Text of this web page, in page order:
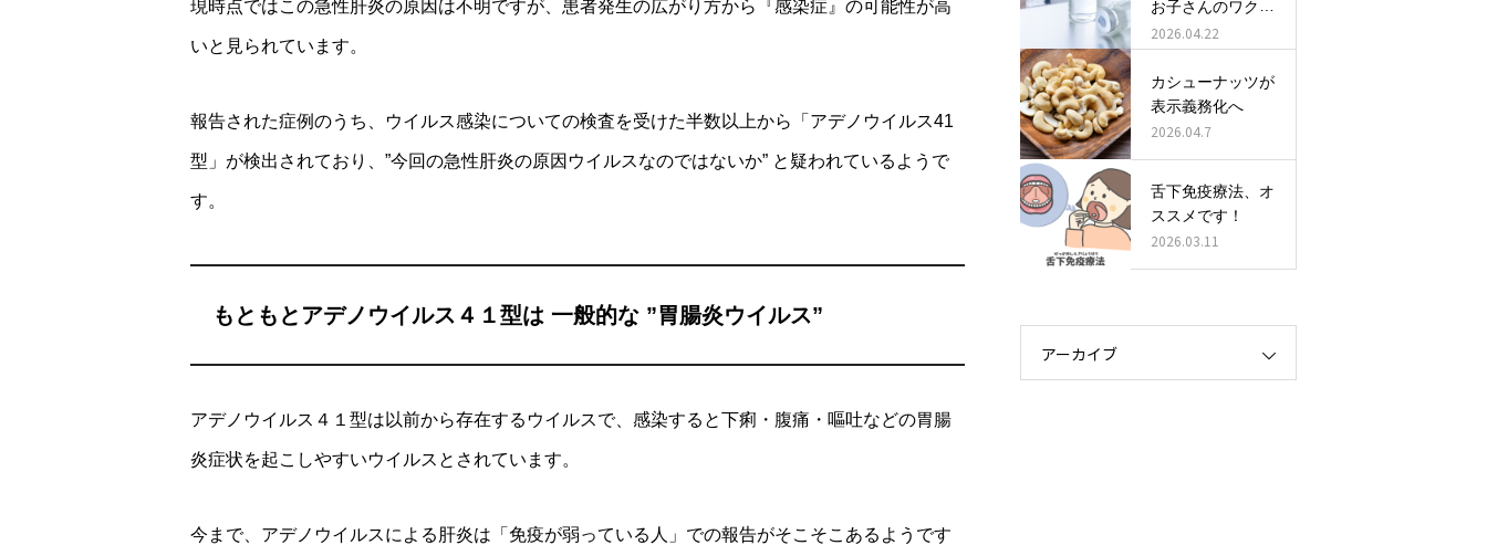
現時点ではこの急性肝炎の原因は不明ですが、患者発生の広がり方から『感染症』の可能性が高
いと見られています。
報告された症例のうち、ウイルス感染についての検査を受けた半数以上から「アデノウイルス41
型」が検出されており、”今回の急性肝炎の原因ウイルスなのではないか” と疑われているようで
す。
もともとアデノウイルス４１型は 一般的な ”胃腸炎ウイルス”
アデノウイルス４１型は以前から存在するウイルスで、感染すると下痢・腹痛・嘔吐などの胃腸
炎症状を起こしやすいウイルスとされています。
今まで、アデノウイルスによる肝炎は「免疫が弱っている人」での報告がそこそこあるようです
お子さんのワクチ
ン接種、確認しま
しょう！
2026.04.22
カシューナッツが
表示義務化へ
2026.04.7
舌下免疫療法、オ
ススメです！
2026.03.11
アーカイブ